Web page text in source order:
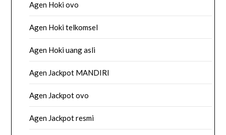
Agen Hoki ovo
Agen Hoki telkomsel
Agen Hoki uang asli
Agen Jackpot MANDIRI
Agen Jackpot ovo
Agen Jackpot resmi